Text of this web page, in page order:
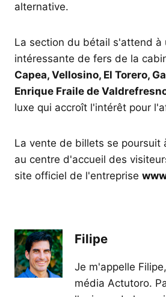
alternative.
La section du bétail s'attend à
intéressante de fers de la
Capea, Vellosino, El Torero,
Enrique Fraile de
luxe qui accroît l'intérêt pour
La vente de billets se poursuit
au centre d'accueil des
site officiel de l'entreprise
Filipe
Je m'appelle
média Actutoro.